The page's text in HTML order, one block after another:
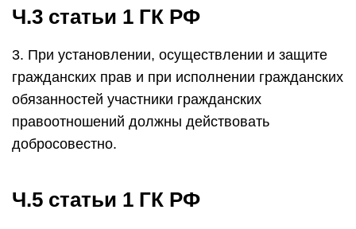
Ч.3 статьи 1 ГК РФ
3. При установлении, осуществлении и защите
гражданских прав и при исполнении гражданских
обязанностей участники гражданских
правоотношений должны действовать
добросовестно.
Ч.5 статьи 1 ГК РФ